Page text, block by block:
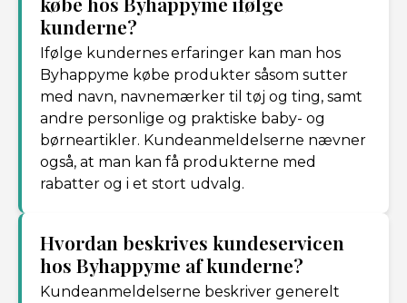
kunderne?
Ifølge kundernes erfaringer kan man hos
Byhappyme købe produkter såsom sutter
med navn, navnemærker til tøj og ting, samt
andre personlige og praktiske baby- og
børneartikler. Kundeanmeldelserne nævner
også, at man kan få produkterne med
rabatter og i et stort udvalg.
Hvordan beskrives kundeservicen
hos Byhappyme af kunderne?
Kundeanmeldelserne beskriver generelt